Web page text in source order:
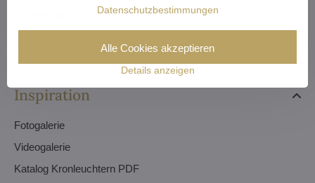
Bestellungen
Inspiration
Fotogalerie
Videogalerie
Katalog Kronleuchtern PDF
Datenschutzbestimmungen
Details anzeigen
Alle Cookies akzeptieren